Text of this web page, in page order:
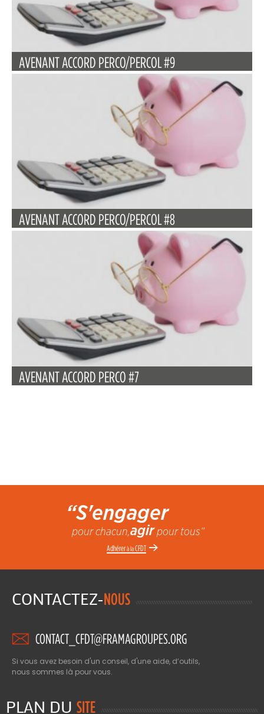
AVENANT ACCORD PERCO/PERCOL #9
AVENANT ACCORD PERCO/PERCOL #8
AVENANT ACCORD PERCO #7
“S'engager
pour chacun,agirpour tous”
Adhérerà laCFDT
CONTACTEZ-NOUS
CONTACT_CFDT@FRAMAGROUPES.ORG
Si vous avez besoin d'un conseil, d'une aide, d’outils,
nous sommes là pour vous.
PLAN DU SITE